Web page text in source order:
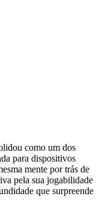
como um dos
para dispositivos
mente por trás de
pela sua jogabilidade
que surpreende